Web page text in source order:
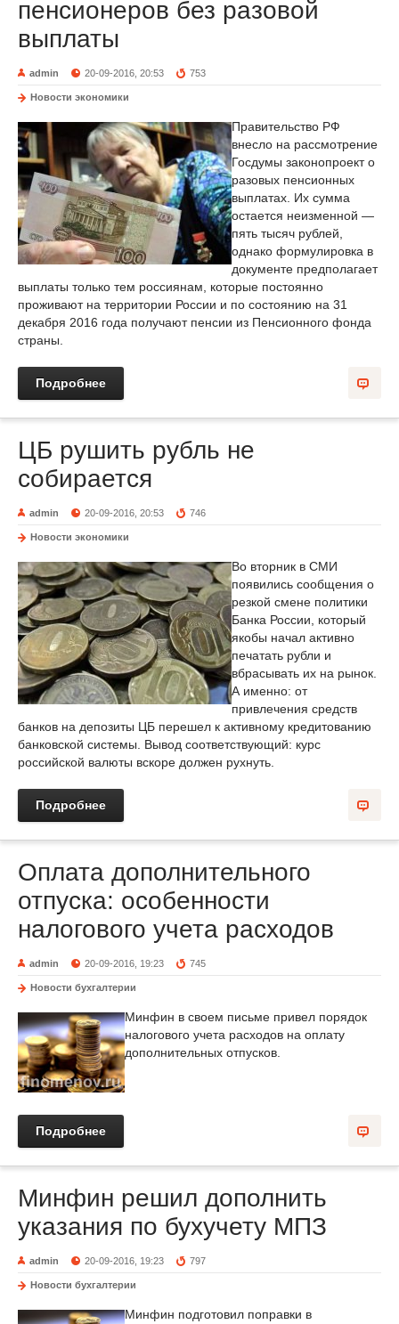
пенсионеров без разовой
выплаты
admin 20-09-2016, 20:53 753
Новости экономики
Правительство РФ
внесло на рассмотрение
Госдумы законопроект о
разовых пенсионных
выплатах. Их сумма
остается неизменной —
пять тысяч рублей,
однако формулировка в
документе предполагает
выплаты только тем россиянам, которые постоянно
проживают на территории России и по состоянию на 31
декабря 2016 года получают пенсии из Пенсионного фонда
страны.
Подробнее
ЦБ рушить рубль не
собирается
admin 20-09-2016, 20:53 746
Новости экономики
Во вторник в СМИ
появились сообщения о
резкой смене политики
Банка России, который
якобы начал активно
печатать рубли и
вбрасывать их на рынок.
А именно: от
привлечения средств
банков на депозиты ЦБ перешел к активному кредитованию
банковской системы. Вывод соответствующий: курс
российской валюты вскоре должен рухнуть.
Подробнее
Оплата дополнительного
отпуска: особенности
налогового учета расходов
admin 20-09-2016, 19:23 745
Новости бухгалтерии
Минфин в своем письме привел порядок
налогового учета расходов на оплату
дополнительных отпусков.
Подробнее
Минфин решил дополнить
указания по бухучету МПЗ
admin 20-09-2016, 19:23 797
Новости бухгалтерии
Минфин подготовил поправки в